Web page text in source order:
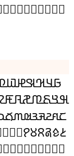
𞣝
𞣞
𞣟
𞣠
𞣡
𞣢
𞣣
𞣤
𞣥
𞤀
𞤁
𞤂
𞤃
𞤄
𞤅
𞤗
𞤘
𞤙
𞤚
𞤛
𞤜
𞤝
𞤰
𞤱
𞤲
𞤳
𞤴
𞤵
𞤶
𞤷
𞥔
𞥕
𞥖
𞥗
𞥘
𞥙
𞥚
𞥛
𞥜
𞥲
𞥳
𞥴
𞥵
𞥶
𞥷
𞥸
𞥹
𞥺